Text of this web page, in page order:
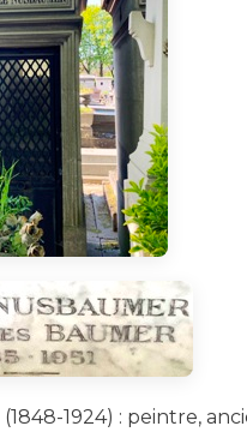
(1848-1924) : peintre,